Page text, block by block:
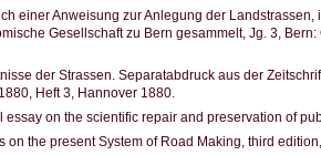
einer Anweisung zur Anlegung der Landstrassen,
Gesellschaft zu Bern gesammelt, Jg. 3, Bern:
der Strassen. Separatabdruck aus der
Heft 3, Hannover 1880.
essay on the scientific repair and preservation of
on the present System of Road Making, third